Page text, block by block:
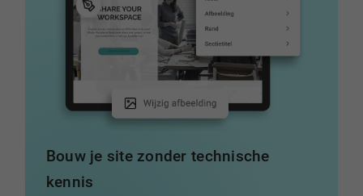
Bouw je site zonder technische
kennis